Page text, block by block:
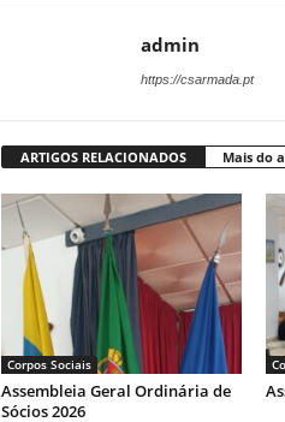
admin
https://csarmada.pt
ARTIGOS RELACIONADOS Mais do
Corpos Sociais
Assembleia Geral Ordinária de
Sócios 2026